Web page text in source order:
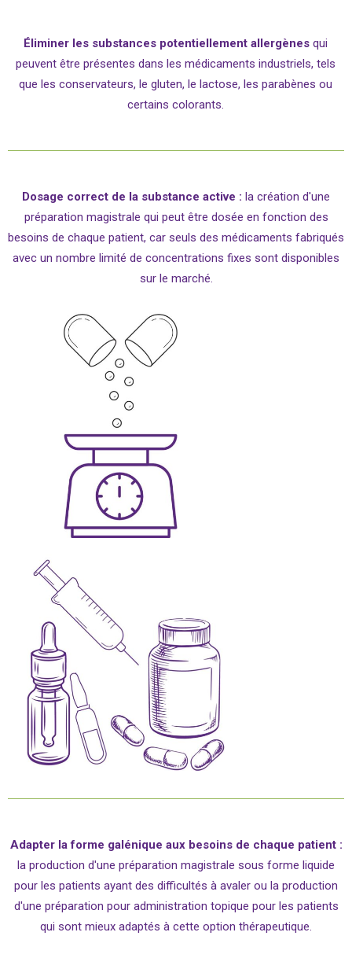
Éliminer les substances potentiellement allergènesqui
peuvent être présentes dans les médicaments industriels, tels
que les conservateurs, le gluten, le lactose, les parabènes ou
certains colorants.
Dosage correct de la substance active : la création d'une
préparation magistrale qui peut être dosée en fonction des
besoins de chaque patient, car seuls des médicaments fabriqués
avec un nombre limité de concentrations fixes sont disponibles
sur le marché.
Adapter la forme galénique aux besoins de chaque patient :
la production d'une préparation magistrale sous forme liquide
pour les patients ayant des difficultés à avaler ou la production
d'une préparation pour administration topique pour les patients
qui sont mieux adaptés à cette option thérapeutique.